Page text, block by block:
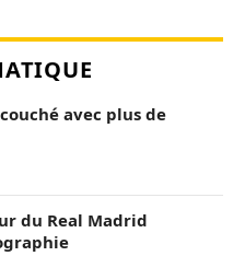
avec plus de
du Real Madrid